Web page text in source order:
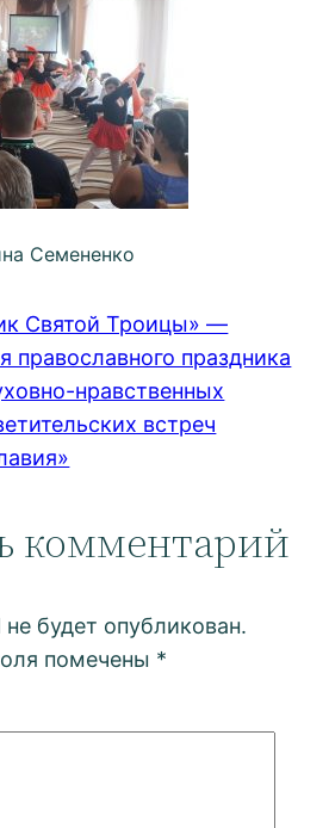
Семененко
Святой Троицы» —
православного праздника
нравственных
встреч
комментарий
будет опубликован.
помечены *